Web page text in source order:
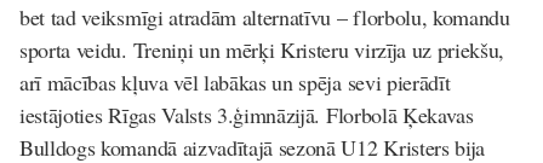
bet tad veiksmīgi atradām alternatīvu – florbolu, komandu
sporta veidu. Treniņi un mērķi Kristeru virzīja uz priekšu,
arī mācības kļuva vēl labākas un spēja sevi pierādīt
iestājoties Rīgas Valsts 3.ģimnāzijā. Florbolā Ķekavas
Bulldogs komandā aizvadītajā sezonā U12 Kristers bija